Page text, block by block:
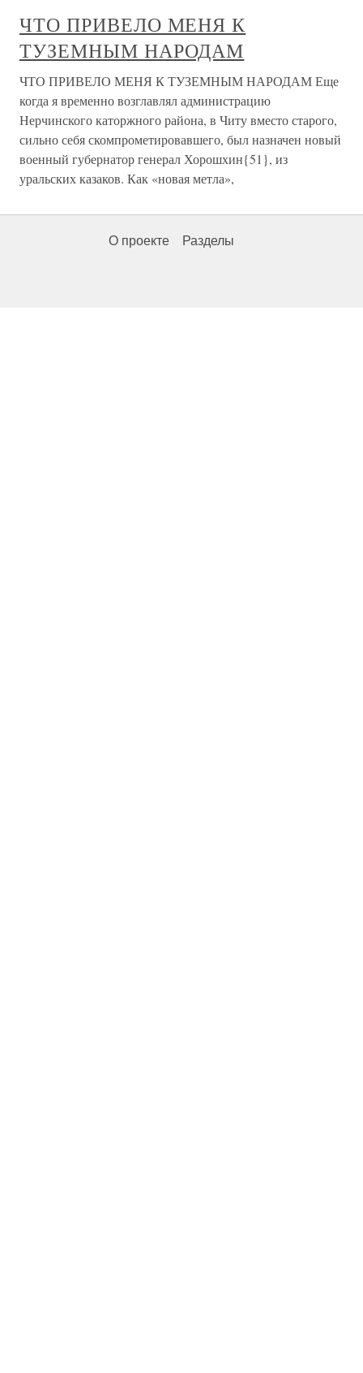
ЧТО ПРИВЕЛО МЕНЯ К
ТУЗЕМНЫМ НАРОДАМ
ЧТО ПРИВЕЛО МЕНЯ К ТУЗЕМНЫМ НАРОДАМ Еще
когда я временно возглавлял администрацию
Нерчинского каторжного района, в Читу вместо старого,
сильно себя скомпрометировавшего, был назначен новый
военный губернатор генерал Хорошхин{51}, из
уральских казаков. Как «новая метла»,
О проекте Разделы